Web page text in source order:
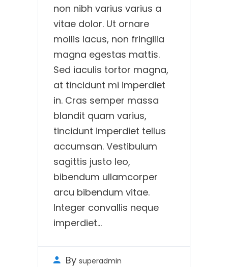
non nibh varius varius a
vitae dolor. Ut ornare
mollis lacus, non fringilla
magna egestas mattis.
Sed iaculis tortor magna,
at tincidunt mi imperdiet
in. Cras semper massa
blandit quam varius,
tincidunt imperdiet tellus
accumsan. Vestibulum
sagittis justo leo,
bibendum ullamcorper
arcu bibendum vitae.
Integer convallis neque
imperdiet…
By superadmin